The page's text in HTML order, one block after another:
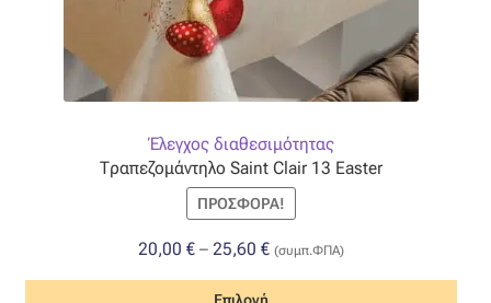
Έλεγχος διαθεσιμότητας
Τραπεζομάντηλο Saint Clair 13 Easter
ΠΡΟΣΦΟΡΆ!
20,00 € – 25,60 €Price
(συμπ.ΦΠΑ)
Επιλογή